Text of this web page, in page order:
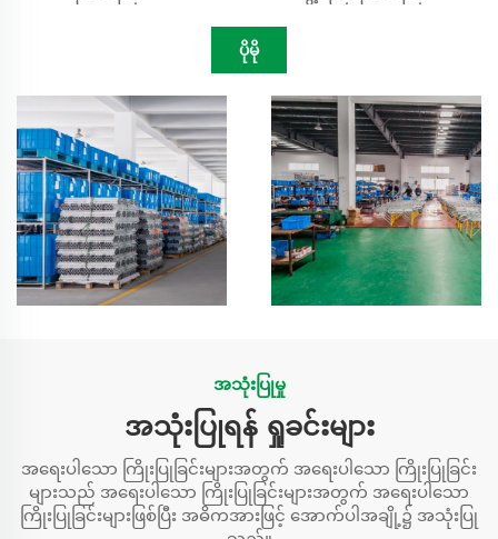
ပိုမို
အသုံးပြုမှု
အသုံးပြုရန် ရှုခင်းများ
အရေးပါသော ကြိုးပြုခြင်းများအတွက် အရေးပါသော ကြိုးပြုခြင်း
များသည် အရေးပါသော ကြိုးပြုခြင်းများအတွက် အရေးပါသော
ကြိုးပြုခြင်းများဖြစ်ပြီး အဓိကအားဖြင့် အောက်ပါအချို့၌ အသုံးပြု